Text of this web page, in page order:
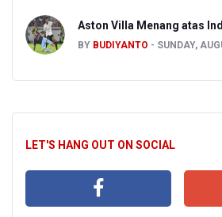
Aston Villa Menang atas
BY BUDIYANTO SUNDAY,
LET'S HANG OUT ON SOCIAL